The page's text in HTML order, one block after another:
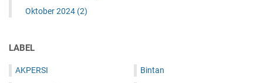
Oktober 2024 (2)
LABEL
AKPERSI
Bintan